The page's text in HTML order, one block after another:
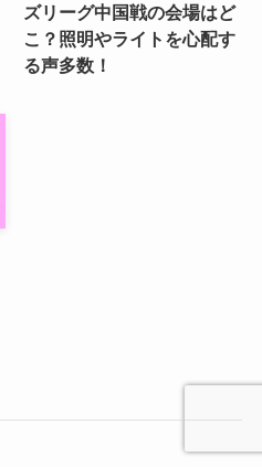
ズリーグ中国戦の会場はど
こ？照明やライトを心配す
る声多数！